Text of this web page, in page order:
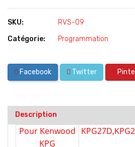
SKU:
RVS-09
Catégorie:
Programmation
Facebook Twitter
Description
Pour Kenwood
KPG